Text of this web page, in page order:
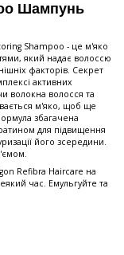
Шампунь
Shampoo - це м'яко
який надає волоссю
факторів. Секрет
активних
волокна волосся та
м'яко, щоб ще
збагачена
для підвищення
його зсередини.
Refibra Haircare на
час. Емульгуйте та